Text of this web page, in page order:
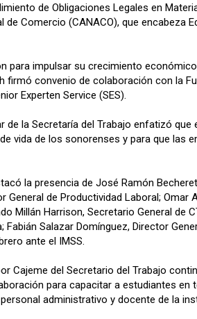
de Obligaciones Legales en
de Comercio (CANACO), que encabeza
para impulsar su crecimiento
firmó convenio de colaboración con la
Experten Service (SES).
de la Secretaría del Trabajo enfatizó
vida de los sonorenses y para que las
la presencia de José Ramón
General de Productividad Laboral; Omar
Millán Harrison, Secretario General de
Fabián Salazar Domínguez, Director
ante el IMSS.
Cajeme del Secretario del Trabajo
para capacitar a estudiantes
administrativo y docente de la